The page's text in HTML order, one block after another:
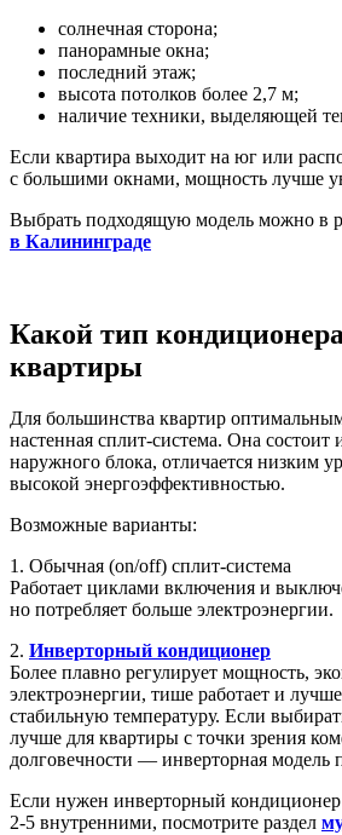
солнечная сторона;
панорамные окна;
последний этаж;
высота потолков более 2,7 м;
наличие техники, выделяющей
Если квартира выходит на юг или
с большими окнами, мощность лучше
Выбрать подходящую модель можно в
в Калининграде
Какой тип
квартиры
Для большинства квартир
настенная сплит-система. Она состоит
наружного блока, отличается низким
высокой энергоэффективностью.
Возможные варианты:
1. Обычная (on/off) сплит-система
Работает циклами включения и
но потребляет больше электроэнергии.
2. Инверторный кондиционер
Более плавно регулирует мощность,
электроэнергии, тише работает и
стабильную температуру. Если
лучше для квартиры с точки зрения
долговечности — инверторная модель
Если нужен инверторный
2-5 внутренними, посмотрите раздел